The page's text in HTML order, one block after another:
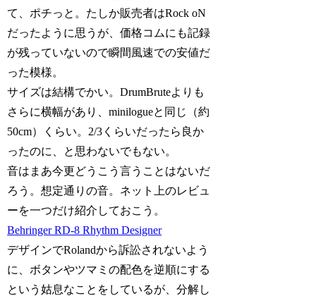
て、ポチっと。たしか販売者はRock oN
だったように思うが、価格コムにも記録
が残っていないので瞬間風速での安値だ
った模様。
サイズは結構でかい。DrumBruteよりも
さらに横幅があり、minilogueと同じ（約
50cm）くらい。2/3くらいだったら良か
ったのに、と思わないでもない。
音はまあ今更どうこう言うことはないだ
ろう。想定通りの音。ネット上のレビュ
ーを一つだけ紹介しておこう。
Behringer RD-8 Rhythm Designer
デザインでRolandから訴訟されないよう
に、ボタンやツマミの配色を逆順にする
という姑息なことをしているが、分解し